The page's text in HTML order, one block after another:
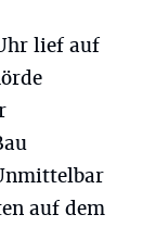
lief auf
auf dem